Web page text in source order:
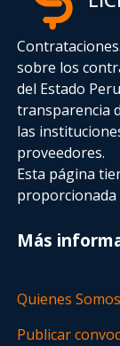
sobre los
del Estado
transparencia
las
proveedores.
Esta página
proporcionada
Más
Quienes Somos
Publicar